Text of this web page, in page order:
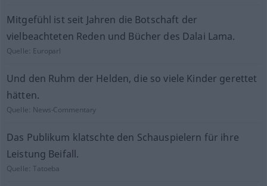
Mitgefühl ist seit Jahren die Botschaft der
vielbeachteten Reden und Bücher des Dalai Lama.
Quelle: Europarl
Und den Ruhm der Helden, die so viele Kinder gerettet
hätten.
Quelle: News-Commentary
Das Publikum klatschte den Schauspielern für ihre
Leistung Beifall.
Quelle:Tatoeba